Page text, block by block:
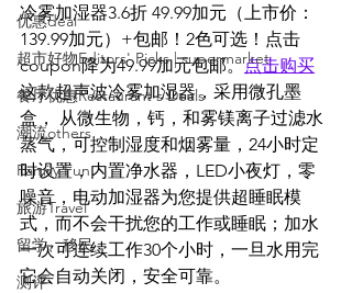
优惠deal
超市好物Editors' Picks | supermarket
餐厅优惠Restaurant's Deals
潮流others
Family Fun
旅游Travel
留学、移民
测评
冷雾加湿器3.6折 49.99加元（上市价：
139.99加元）+包邮！2色可选！点击
coupon降为49.99加元包邮。点击购买
这款超声波冷雾加湿器，采用微孔墨
盒， 从微生物，钙，和雾镁离子过滤水
蒸气，可控制湿度和烟雾量，24小时定
时设置，内置净水器，LED小夜灯，零
噪音，电动加湿器为您提供超睡眠模
式，而不会干扰您的工作或睡眠；加水
一次可连续工作30个小时，一旦水用完
它会自动关闭，安全可靠。